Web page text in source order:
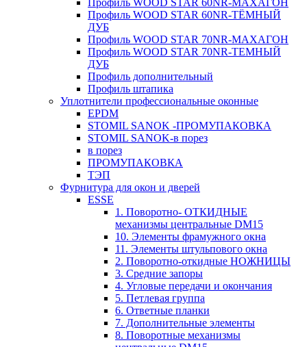
Профиль WOOD STAR 60NR-ТЁМНЫЙ
ДУБ
Профиль WOOD STAR 70NR-МАХАГОН
Профиль WOOD STAR 70NR-ТЕМНЫЙ
ДУБ
Профиль дополнительный
Профиль штапика
Уплотнители профессиональные оконные
EPDM
STOMIL SANOK -ПРОМУПАКОВКА
STOMIL SANOK-в порез
в порез
ПРОМУПАКОВКА
ТЭП
Фурнитура для окон и дверей
ESSE
1. Поворотно- ОТКИДНЫЕ
механизмы центральные DM15
10. Элементы фрамужного окна
11. Элементы штульпового окна
2. Поворотно-откидные НОЖНИЦЫ
3. Средние запоры
4. Угловые передачи и окончания
5. Петлевая группа
6. Ответные планки
7. Дополнительные элементы
8. Поворотные механизмы